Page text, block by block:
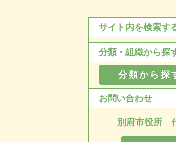
サイト内を検索す
分類・組織から探
分類から探
お問い合わせ
別府市役所